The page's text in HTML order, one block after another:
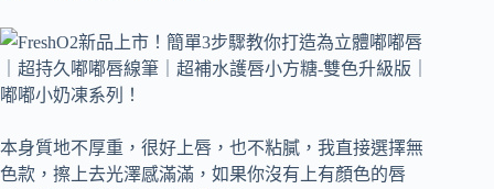
本身質地不厚重，很好上唇，也不粘膩，我直接選擇無
色款，擦上去光澤感滿滿，如果你沒有上有顏色的唇